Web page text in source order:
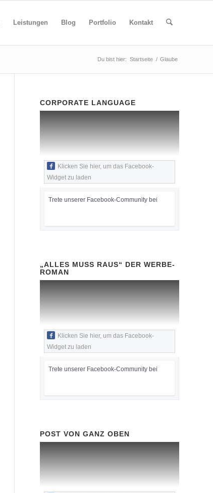
Leistungen Blog Portfolio Kontakt
Du bist hier: Startseite / Glaube
CORPORATE LANGUAGE
Klicken Sie hier, um das Facebook-
Widget zu laden
Trete unserer Facebook-Community bei
„ALLES MUSS RAUS“ DER WERBE-
ROMAN
Klicken Sie hier, um das Facebook-
Widget zu laden
Trete unserer Facebook-Community bei
POST VON GANZ OBEN